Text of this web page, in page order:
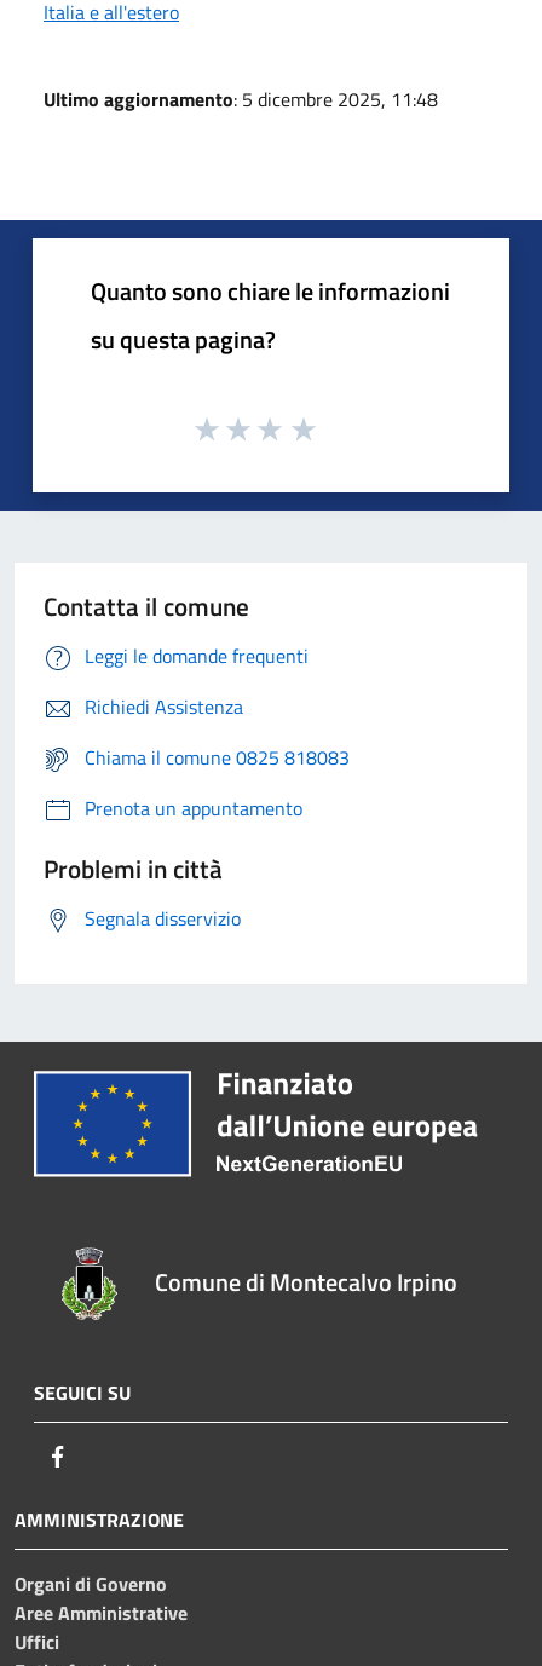
Italia e all'estero
Ultimo aggiornamento: 5 dicembre 2025, 11:48
Quanto sono chiare le informazioni
su questa pagina?
Contatta il comune
Leggi le domande frequenti
Richiedi Assistenza
Chiama il comune 0825 818083
Prenota un appuntamento
Problemi in città
Segnala disservizio
Comune di Montecalvo Irpino
SEGUICI SU
AMMINISTRAZIONE
Organi di Governo
Aree Amministrative
Uffici